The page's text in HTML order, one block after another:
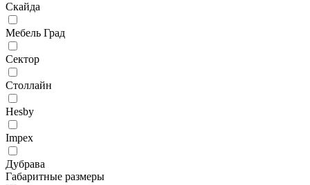
Скайда
Мебель Град
Сектор
Столлайн
Hesby
Impex
Дубрава
Габаритные размеры